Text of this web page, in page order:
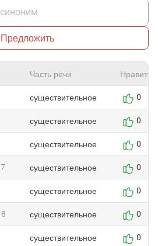
Предложить
Часть речи Нравится
существительное 0
существительное 0
существительное 0
7 существительное 0
существительное 0
8 существительное 0
существительное 0